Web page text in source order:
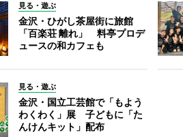
見る・遊ぶ
金沢・ひがし茶屋街に旅館
「百楽荘 離れ」 料亭プロデ
ュースの和カフェも
見る・遊ぶ
金沢・国立工芸館で「もよう
わくわく」展 子どもに「た
んけんキット」配布